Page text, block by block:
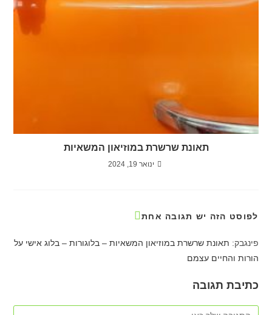
תאונת שרשרת במוזיאון המשאיות
ינואר 19, 2024
לפוסט הזה יש תגובה אחת
פינגבק: תאונת שרשרת במוזיאון המשאיות – בלוגורות – בלוג אישי על
הורות והחיים עצמם
כתיבת תגובה